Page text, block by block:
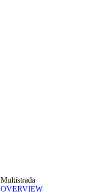
Multistrada
OVERVIEW